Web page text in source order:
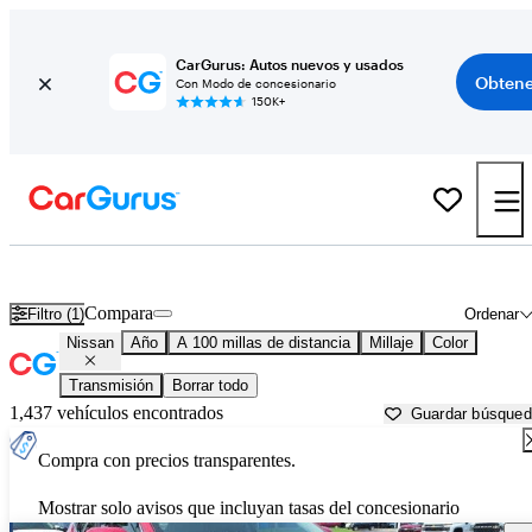
CarGurus: Autos nuevos y usados
Con Modo de concesionario
150K+
Filtro (1) Ordenar
Compara
Nissan Año A 100 millas de distancia Millaje Color
Transmisión Borrar todo
1,437 vehículos encontrados Guardar
Compra con precios transparentes.
Mostrar solo avisos que incluyan tasas del concesionario